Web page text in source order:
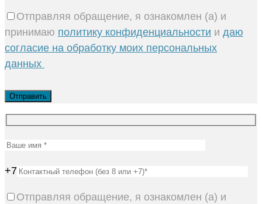
Отправляя обращение, я ознакомлен (а) и
принимаю политику конфиденциальности и даю
согласие на обработку моих персональных
данных
+7
Отправляя обращение, я ознакомлен (а) и